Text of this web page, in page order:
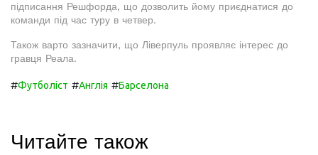
підписання Решфорда, що дозволить йому приєднатися до
команди під час туру в четвер.
Також варто зазначити, що Ліверпуль проявляє інтерес до
гравця Реала.
#Футболіст #Англія #Барселона
Читайте також